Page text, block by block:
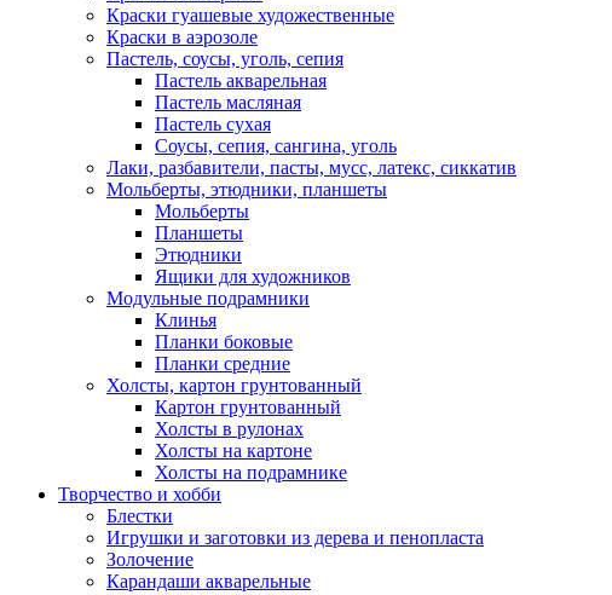
Краски гуашевые художественные
Краски в аэрозоле
Пастель, соусы, уголь, сепия
Пастель акварельная
Пастель масляная
Пастель сухая
Соусы, сепия, сангина, уголь
Лаки, разбавители, пасты, мусс, латекс, сиккатив
Мольберты, этюдники, планшеты
Мольберты
Планшеты
Этюдники
Ящики для художников
Модульные подрамники
Клинья
Планки боковые
Планки средние
Холсты, картон грунтованный
Картон грунтованный
Холсты в рулонах
Холсты на картоне
Холсты на подрамнике
Творчество и хобби
Блестки
Игрушки и заготовки из дерева и пенопласта
Золочение
Карандаши акварельные